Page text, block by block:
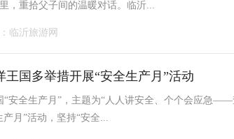
，重拾父子间的温暖对话。临沂...
临沂旅游网
王国多举措开展“安全生产月”活动
“安全生产月”，主题为“人人讲安全、个个会应急
产月”活动，坚持“安全...